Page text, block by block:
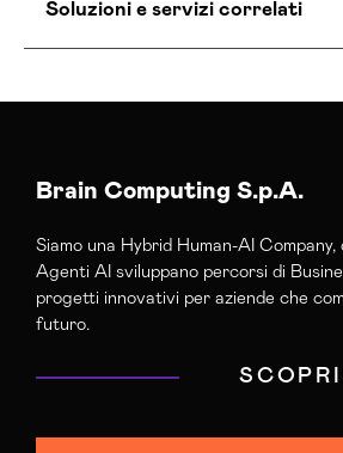
Soluzioni e servizi correlati
Agenzia Google Partner
Agenzia Social Media
Agenzia Web Marketing
Campagne Adv Social Mantova
Campagne Display
Brain Computing S.p.A.
Siamo una Hybrid Human-AI
Agenti AI sviluppano percorsi di
progetti innovativi per aziende che
futuro.